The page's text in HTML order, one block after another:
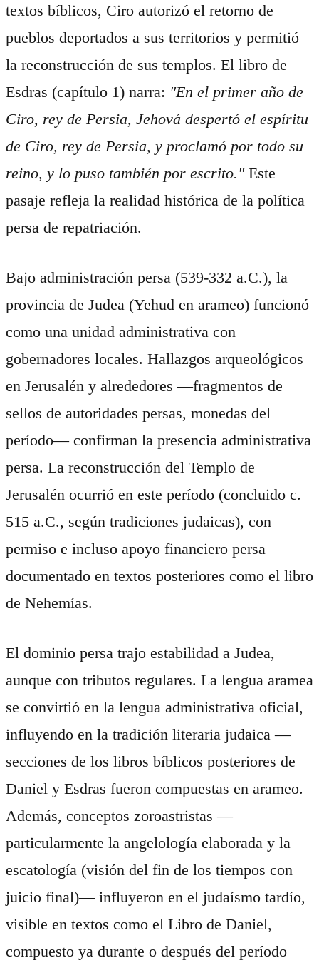
textos bíblicos, Ciro autorizó el retorno de
pueblos deportados a sus territorios y permitió
la reconstrucción de sus templos. El libro de
Esdras (capítulo 1) narra: "En el primer año de
Ciro, rey de Persia, Jehová despertó el espíritu
de Ciro, rey de Persia, y proclamó por todo su
reino, y lo puso también por escrito."Este
pasaje refleja la realidad histórica de la política
persa de repatriación.
Bajo administración persa (539-332 a.C.), la
provincia de Judea (Yehud en arameo) funcionó
como una unidad administrativa con
gobernadores locales. Hallazgos arqueológicos
en Jerusalén y alrededores —fragmentos de
sellos de autoridades persas, monedas del
período— confirman la presencia administrativa
persa. La reconstrucción del Templo de
Jerusalén ocurrió en este período (concluido c.
515 a.C., según tradiciones judaicas), con
permiso e incluso apoyo financiero persa
documentado en textos posteriores como el libro
de Nehemías.
El dominio persa trajo estabilidad a Judea,
aunque con tributos regulares. La lengua aramea
se convirtió en la lengua administrativa oficial,
influyendo en la tradición literaria judaica —
secciones de los libros bíblicos posteriores de
Daniel y Esdras fueron compuestas en arameo.
Además, conceptos zoroastristas —
particularmente la angelología elaborada y la
escatología (visión del fin de los tiempos con
juicio final)— influyeron en el judaísmo tardío,
visible en textos como el Libro de Daniel,
compuesto ya durante o después del período